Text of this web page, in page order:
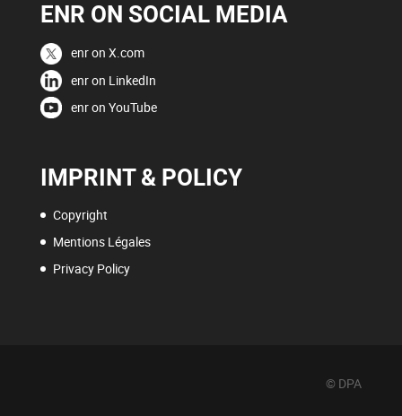
ENR ON SOCIAL MEDIA
enr on X.com
enr on LinkedIn
enr on YouTube
IMPRINT & POLICY
Copyright
Mentions Légales
Privacy Policy
© DPA